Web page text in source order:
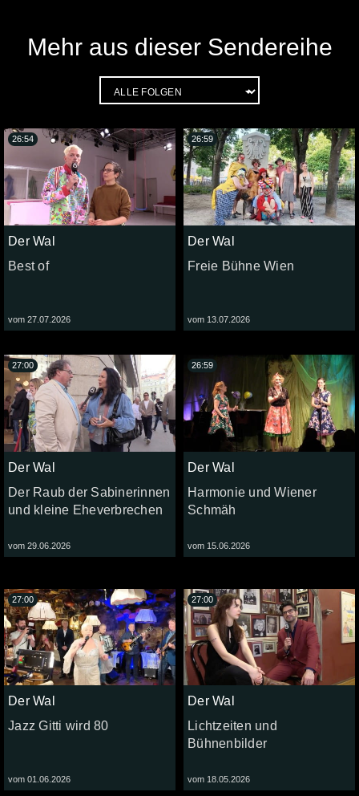
Mehr aus dieser Sendereihe
Der Wal
Best of
vom 27.07.2026
26:54
Der Wal
Freie Bühne Wien
vom 13.07.2026
26:59
Der Wal
Der Raub der Sabinerinnen
und kleine Eheverbrechen
vom 29.06.2026
27:00
Der Wal
Harmonie und Wiener
Schmäh
vom 15.06.2026
26:59
Der Wal
Jazz Gitti wird 80
vom 01.06.2026
27:00
Der Wal
Lichtzeiten und
Bühnenbilder
vom 18.05.2026
27:00